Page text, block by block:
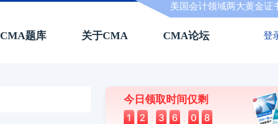
美国会计领域两大黄金证
CMA题库 关于CMA CMA论坛 登
今日领取时间仅剩
1 2 : 3 6 : 0 8